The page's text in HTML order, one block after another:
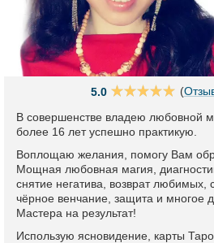
5.0 (
В совершенстве владею любовной
более 16 лет успешно практикую.
Воплощаю желания, помогу Вам
Мощная любовная магия,
снятие негатива, возврат любимых,
чёрное венчание, защита и многое
Мастера на результат!
Использую ясновидение, карты